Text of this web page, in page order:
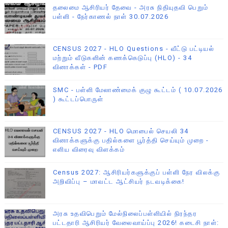
தலைமை ஆசிரியர் தேவை - அரசு நிதியுதவி பெறும்
பள்ளி - நேர்காணல் நாள் 30.07.2026
CENSUS 2027 - HLO Questions - வீட்டு பட்டியல்
மற்றும் வீடுகளின் கணக்கெடுப்பு (HLO) - 34
வினாக்கள் - PDF
SMC - பள்ளி மேலாண்மைக் குழு கூட்டம் ( 10.07.2026
) கூட்டப்பொருள்
CENSUS 2027 - HLO மொபைல் செயலி 34
வினாக்களுக்கு பதில்களை பூர்த்தி செய்யும் முறை -
எளிய விரைவு விளக்கம்
Census 2027: ஆசிரியர்களுக்குப் பள்ளி நேர விலக்கு
அறிவிப்பு – மாவட்ட ஆட்சியர் நடவடிக்கை!
அரசு உதவிபெறும் மேல்நிலைப்பள்ளியில் நிரந்தர
பட்டதாரி ஆசிரியர் வேலைவாய்ப்பு 2026! கடைசி நாள்: